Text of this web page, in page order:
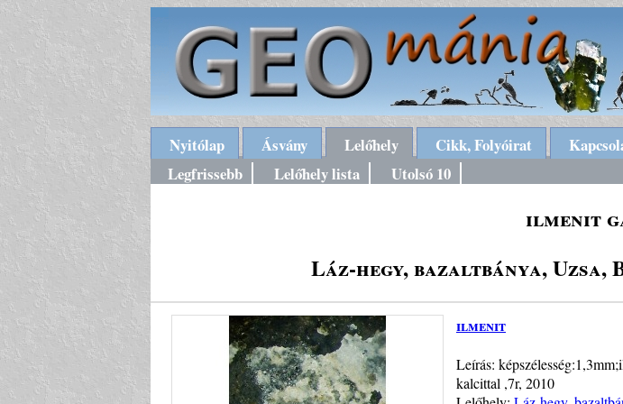
Nyitólap Ásvány Lelőhely Cikk, Folyóirat
Legfrissebb
Lelőhely lista Utolsó 10
ilmenit
Láz-hegy, bazaltbánya,
ilmenit
Leírás:
kalcittal ,7r, 2010